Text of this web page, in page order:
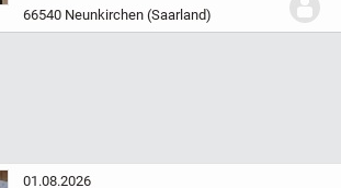
kette bzw. einer langen Halskette
(variabel einsetzbar) zum Setzen...
66540 Neunkirchen (Saarland)
01.08.2026